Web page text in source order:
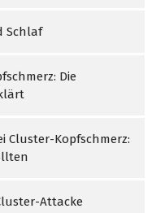
Schlaf
Die
Cluster-Kopfschmerz:
Attacke